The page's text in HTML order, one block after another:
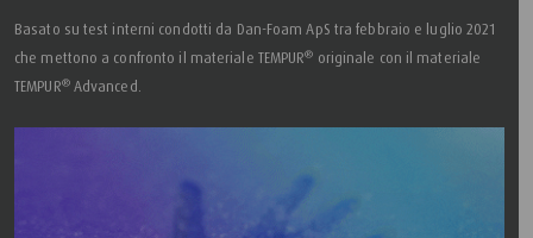
Basato su test interni condotti da Dan-Foam ApS tra febbraio e luglio 2021
che mettono a confronto il materiale TEMPUR® originale con il materiale
TEMPUR®Advanced.